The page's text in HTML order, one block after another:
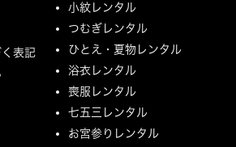
表記
小紋レンタル
つむぎレンタル
ひとえ・夏物レンタル
浴衣レンタル
喪服レンタル
七五三レンタル
お宮参りレンタル